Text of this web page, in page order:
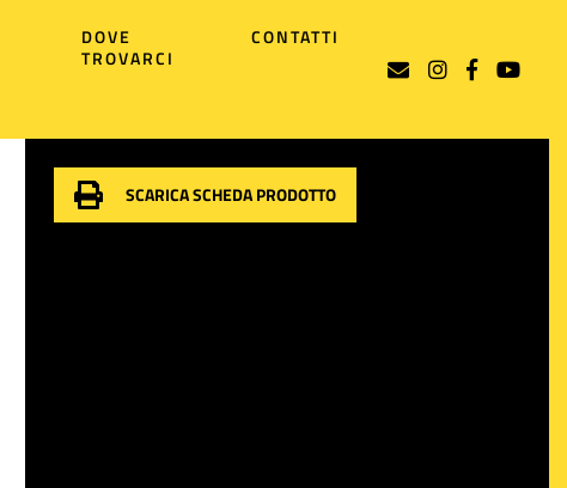
DOVE
TROVARCI
CONTATTI
SCARICA SCHEDA PRODOTTO